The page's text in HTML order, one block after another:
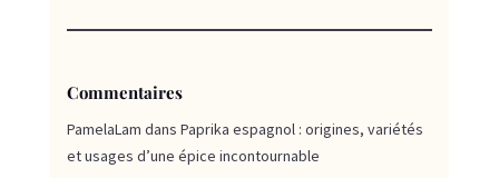
Commentaires
PamelaLam dans Paprika espagnol : origines, variétés
et usages d’une épice incontournable